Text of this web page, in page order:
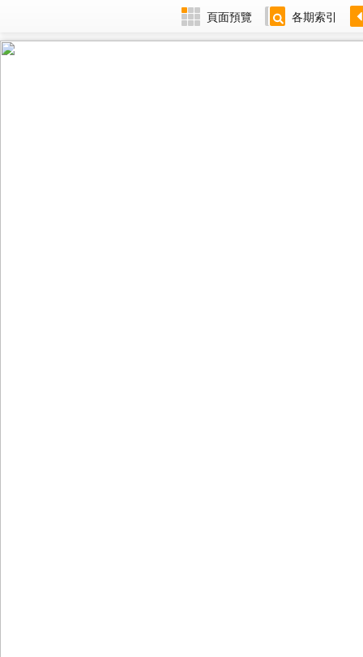
頁面預覽 各期索引